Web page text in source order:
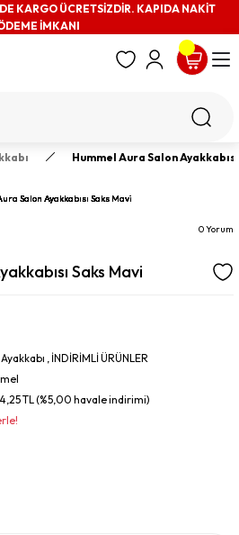
KARGO ÜCRETSİZDİR. KAPIDA NAKİT
İMKANI
Hummel Aura Salon
0 Yorum
Saks Mavi
, İNDİRİMLİ ÜRÜNLER
TL (%5,00 havale indirimi)